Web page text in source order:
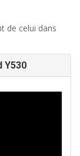
de celui dans
Y530